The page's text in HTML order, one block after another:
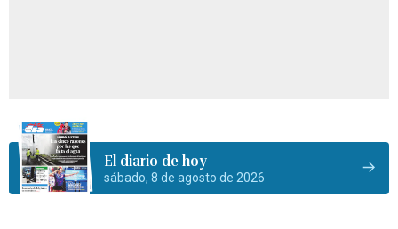
El diario de hoy
sábado, 8 de agosto de 2026